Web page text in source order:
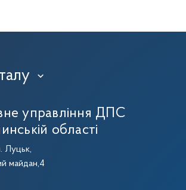
›
управління ДПС
області
Луцьк,
майдан,4